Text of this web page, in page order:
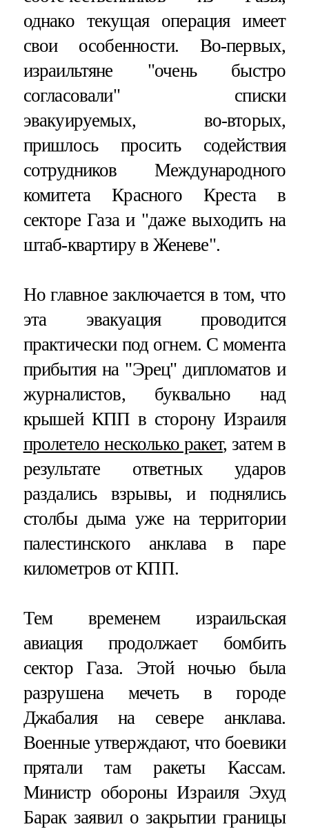
однако текущая операция имеет
свои особенности. Во-первых,
израильтяне "очень быстро
согласовали" списки
эвакуируемых, во-вторых,
пришлось просить содействия
сотрудников Международного
комитета Красного Креста в
секторе Газа и "даже выходить на
штаб-квартиру в Женеве".
Но главное заключается в том, что
эта эвакуация проводится
практически под огнем. С момента
прибытия на "Эрец" дипломатов и
журналистов, буквально над
крышей КПП в сторону Израиля
пролетело несколько ракет, затем в
результате ответных ударов
раздались взрывы, и поднялись
столбы дыма уже на территории
палестинского анклава в паре
километров от КПП.
Тем временем израильская
авиация продолжает бомбить
сектор Газа. Этой ночью была
разрушена мечеть в городе
Джабалия на севере анклава.
Военные утверждают, что боевики
прятали там ракеты Кассам.
Министр обороны Израиля Эхуд
Барак заявил о закрытии границы